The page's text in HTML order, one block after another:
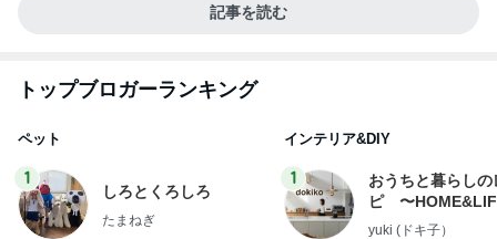
記事を読む
トップブロガーランキング
ペット
1
しろとくろしろ
たまねぎ
インテリア&DIY
1
おうちと暮らしの
ピ 〜
yuki (ドキ子）